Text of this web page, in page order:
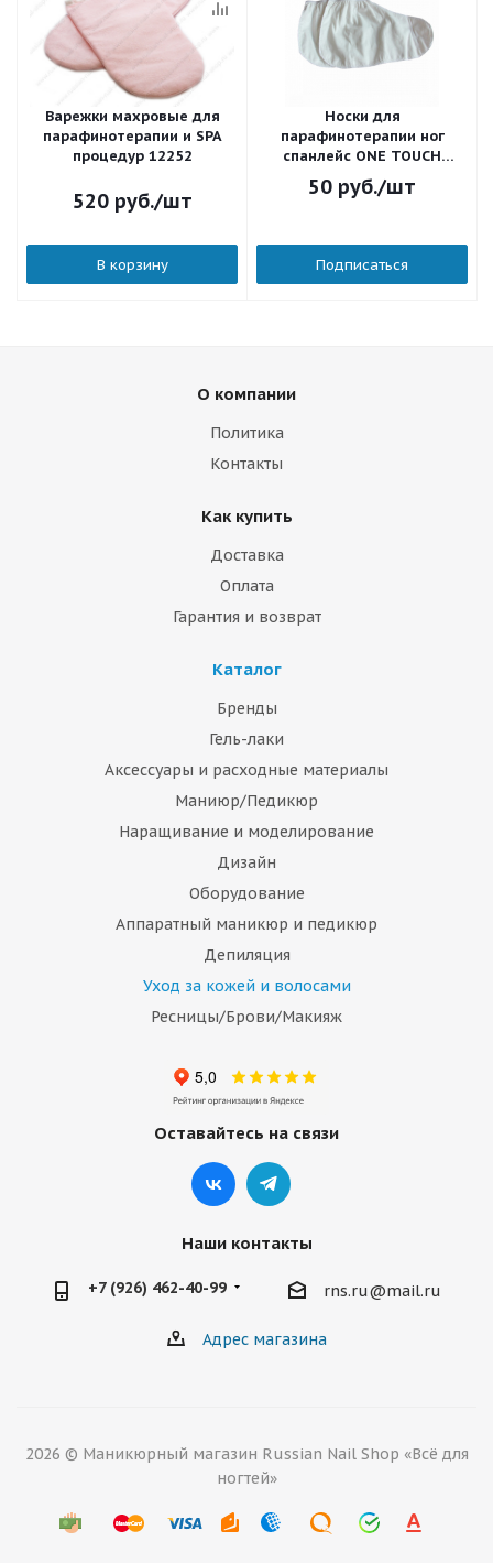
Варежки махровые для
парафинотерапии и SPA
процедур 12252
520руб./шт
В корзину
Носки для
парафинотерапии ног
спанлейс ONE TOUCH
Стандарт белые 1 пара 02-
028
50 руб./шт
Подписаться
О компании
Политика
Контакты
Как купить
Доставка
Оплата
Гарантия и возврат
Каталог
Бренды
Гель-лаки
Аксессуары и расходные материалы
Маниюр/Педикюр
Наращивание и моделирование
Дизайн
Оборудование
Аппаратный маникюр и педикюр
Депиляция
Уход за кожей и волосами
Ресницы/Брови/Макияж
Оставайтесь на связи
Наши контакты
+7 (926) 462-40-99 rns.ru@mail.ru
Адрес магазина
2026 © Маникюрный магазин Russian Nail Shop «Всё для
ногтей»